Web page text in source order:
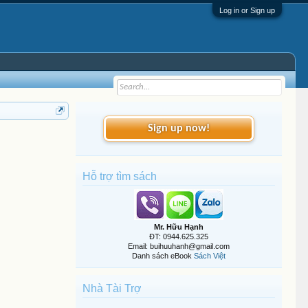
Log in or Sign up
Sign up now!
Hỗ trợ tìm sách
Mr. Hữu Hạnh
ĐT: 0944.625.325
Email: buihuuhanh@gmail.com
Danh sách eBook Sách Việt
Nhà Tài Trợ